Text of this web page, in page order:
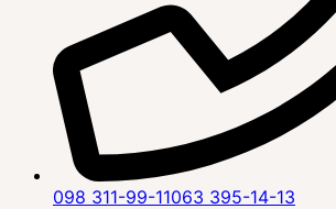
098 311-99-11063 395-14-13